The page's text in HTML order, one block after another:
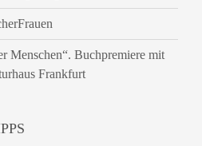
Menschen“. Buchpremiere mit
Frankfurt